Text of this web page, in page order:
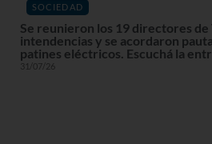
SOCIEDAD
Se reunieron los 19 directores de
intendencias y se acordaron
patines eléctricos. Escuchá la
31/07/26